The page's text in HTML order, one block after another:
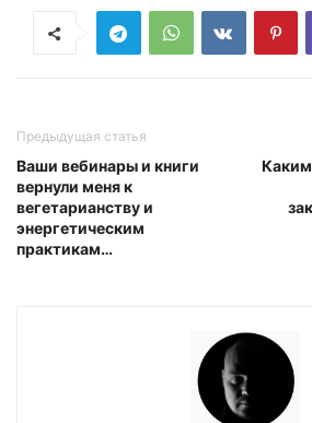
Предыдущая статья
Ваши вебинары и книги
вернули меня к
вегетарианству и
энергетическим
практикам…